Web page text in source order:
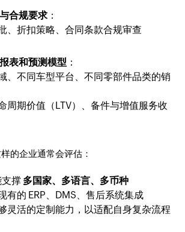
合规要求：
、折扣策略、合同条款合规审查
表和预测模型 ：
、不同车型平台、不同零部件品类的销
周期价值（LTV）、备件与增值服务收
的企业通常会评估：
支撑 多国家、多语言、多币种
有的 ERP、DMS、售后系统集成
灵活的定制能力，以适配自身复杂流程